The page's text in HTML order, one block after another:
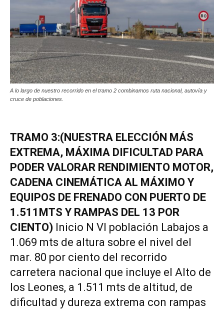
A lo largo de nuestro recorrido en el tramo 2 combinamos ruta nacional, autovía y
cruce de poblaciones.
TRAMO 3:(NUESTRA ELECCIÓN MÁS
EXTREMA, MÁXIMA DIFICULTAD PARA
PODER VALORAR RENDIMIENTO MOTOR,
CADENA CINEMÁTICA AL MÁXIMO Y
EQUIPOS DE FRENADO CON PUERTO DE
1.511MTS Y RAMPAS DEL 13 POR
CIENTO) Inicio N VI población Labajos a
1.069 mts de altura sobre el nivel del
mar. 80 por ciento del recorrido
carretera nacional que incluye el Alto de
los Leones, a 1.511 mts de altitud, de
dificultad y dureza extrema con rampas